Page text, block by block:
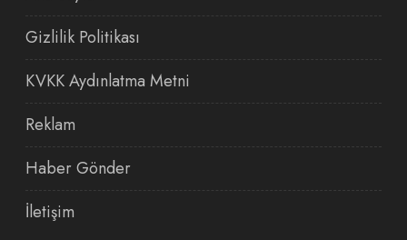
Gizlilik Politikası
KVKK Aydınlatma Metni
Reklam
Haber Gönder
İletişim